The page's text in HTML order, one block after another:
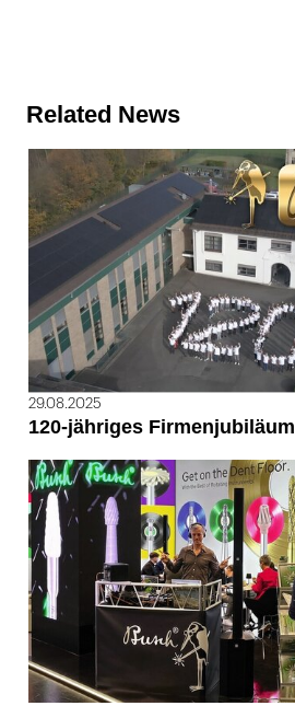
Related News
29.08.2025
120-jähriges Firmenjubiläum